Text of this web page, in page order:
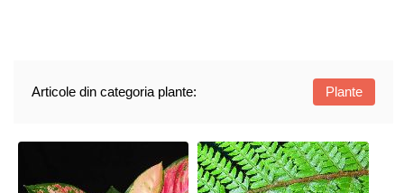
Articole din categoria plante: Plante